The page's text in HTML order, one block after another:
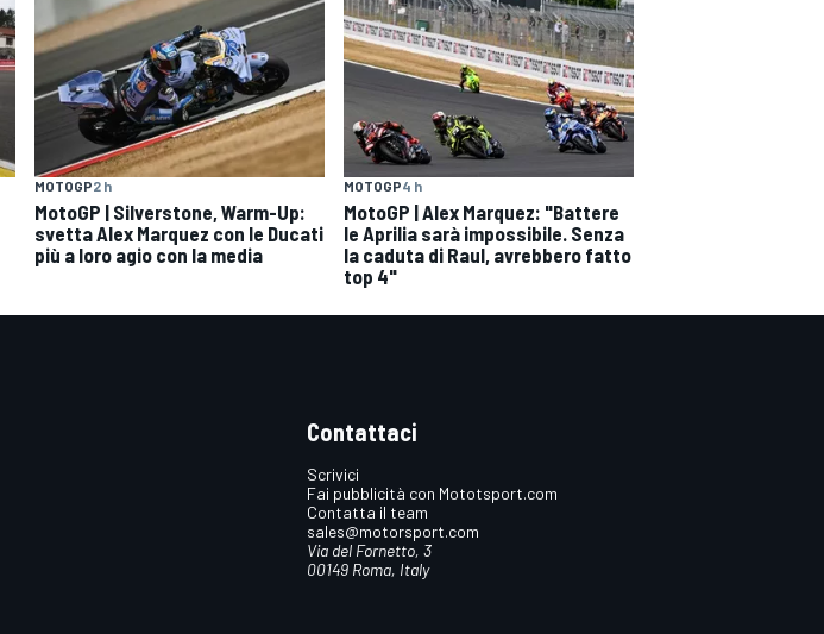
MOTOGP2 h
MotoGP | Silverstone, Warm-Up:
svetta Alex Marquez con le Ducati
più a loro agio con la media
MOTOGP4 h
MotoGP | Alex Marquez: "Battere
le Aprilia sarà impossibile. Senza
la caduta di Raul, avrebbero fatto
top 4"
Contattaci
Scrivici
Fai pubblicità con Mototsport.com
Contatta il team
sales@motorsport.com
Via del Fornetto, 3
00149 Roma, Italy